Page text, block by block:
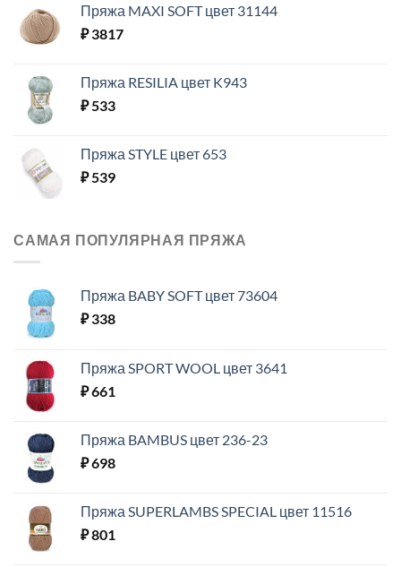
Пряжа MAXI SOFT цвет 31144
₽3817
Пряжа RESILIA цвет K943
₽533
Пряжа STYLE цвет 653
₽539
САМАЯ ПОПУЛЯРНАЯ ПРЯЖА
Пряжа BABY SOFT цвет 73604
₽338
Пряжа SPORT WOOL цвет 3641
₽661
Пряжа BAMBUS цвет 236-23
₽698
Пряжа SUPERLAMBS SPECIAL цвет 11516
₽801